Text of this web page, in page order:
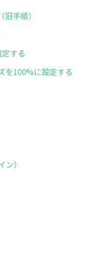
手順）
する
を100%に設定する
）